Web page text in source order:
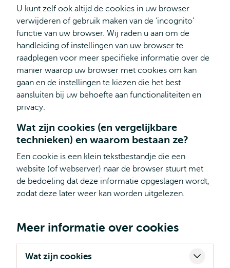
U kunt zelf ook altijd de cookies in uw browser
verwijderen of gebruik maken van de ‘incognito’
functie van uw browser. Wij raden u aan om de
handleiding of instellingen van uw browser te
raadplegen voor meer specifieke informatie over de
manier waarop uw browser met cookies om kan
gaan en de instellingen te kiezen die het best
aansluiten bij uw behoefte aan functionaliteiten en
privacy.
Wat zijn cookies (en vergelijkbare
technieken) en waarom bestaan ze?
Een cookie is een klein tekstbestandje die een
website (of webserver) naar de browser stuurt met
de bedoeling dat deze informatie opgeslagen wordt,
zodat deze later weer kan worden uitgelezen.
Meer informatie over cookies
Wat zijn cookies